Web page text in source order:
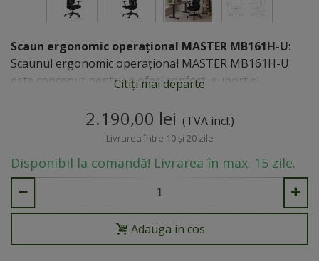
Scaun ergonomic operațional MASTER MB161H-U:
Scaunul ergonomic operațional MASTER MB161H-U
este conceput pentru a oferi confort, suport și
îndelungate la birou sau în fața calculatorului. Acesta
este proiectat conform principiilor ergonomiei...
Citiți mai departe
2.190,00 lei (TVA incl.)
Livrarea între 10 și 20 zile
Disponibil la comandă! Livrarea în max. 15 zile.
Adauga in cos